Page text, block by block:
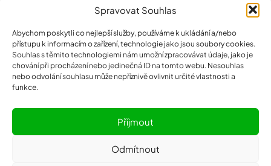
Spravovat Souhlas
Abychom poskytli co nejlepší služby, používáme k ukládání a/nebo
přístupu k informacím o zařízení, technologie jako jsou soubory cookies.
Souhlas s těmito technologiemi nám umožní zpracovávat údaje, jako je
chování při procházení nebo jedinečná ID na tomto webu. Nesouhlas
nebo odvolání souhlasu může nepříznivě ovlivnit určité vlastnosti a
funkce.
Příjmout
Odmítnout
Zásady cookies (EU)